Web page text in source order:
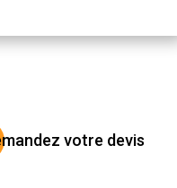
votre devis